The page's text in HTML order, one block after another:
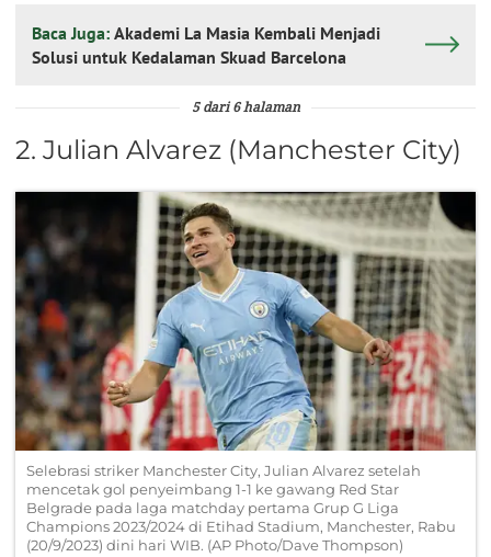
Baca Juga: Akademi La Masia Kembali Menjadi
Solusi untuk Kedalaman Skuad Barcelona
5 dari 6 halaman
2. Julian Alvarez (Manchester City)
Selebrasi striker Manchester City, Julian Alvarez setelah
mencetak gol penyeimbang 1-1 ke gawang Red Star
Belgrade pada laga matchday pertama Grup G Liga
Champions 2023/2024 di Etihad Stadium, Manchester, Rabu
(20/9/2023) dini hari WIB. (AP Photo/Dave Thompson)